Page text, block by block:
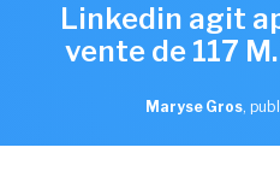
Linkedin agit
vente de 117
Maryse Gros,